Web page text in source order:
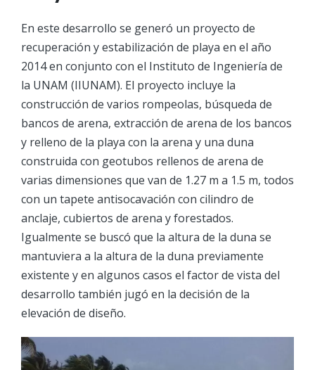
En este desarrollo se generó un proyecto de
recuperación y estabilización de playa en el año
2014 en conjunto con el Instituto de Ingeniería de
la UNAM (IIUNAM). El proyecto incluye la
construcción de varios rompeolas, búsqueda de
bancos de arena, extracción de arena de los bancos
y relleno de la playa con la arena y una duna
construida con geotubos rellenos de arena de
varias dimensiones que van de 1.27 m a 1.5 m, todos
con un tapete antisocavación con cilindro de
anclaje, cubiertos de arena y forestados.
Igualmente se buscó que la altura de la duna se
mantuviera a la altura de la duna previamente
existente y en algunos casos el factor de vista del
desarrollo también jugó en la decisión de la
elevación de diseño.